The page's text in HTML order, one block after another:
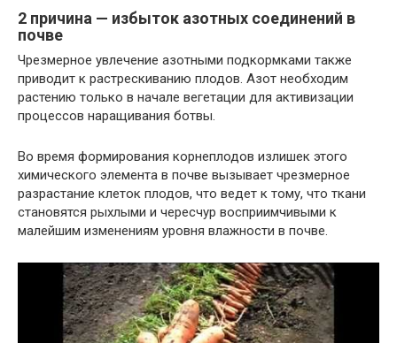
2 причина — избыток азотных соединений в
почве
Чрезмерное увлечение азотными подкормками также
приводит к растрескиванию плодов. Азот необходим
растению только в начале вегетации для активизации
процессов наращивания ботвы.
Во время формирования корнеплодов излишек этого
химического элемента в почве вызывает чрезмерное
разрастание клеток плодов, что ведет к тому, что ткани
становятся рыхлыми и чересчур восприимчивыми к
малейшим изменениям уровня влажности в почве.